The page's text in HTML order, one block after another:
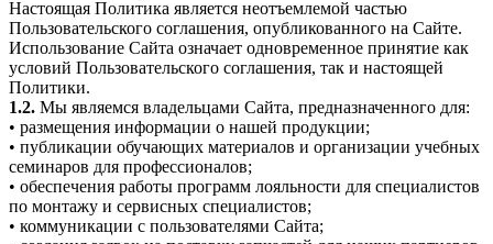
Настоящая Политика является неотъемлемой частью
Пользовательского соглашения, опубликованного на Сайте.
Использование Сайта означает одновременное принятие как
условий Пользовательского соглашения, так и настоящей
Политики.
1.2. Мы являемся владельцами Сайта, предназначенного для:
• размещения информации о нашей продукции;
• публикации обучающих материалов и организации учебных
семинаров для профессионалов;
• обеспечения работы программ лояльности для специалистов
по монтажу и сервисных специалистов;
• коммуникации с пользователями Сайта;